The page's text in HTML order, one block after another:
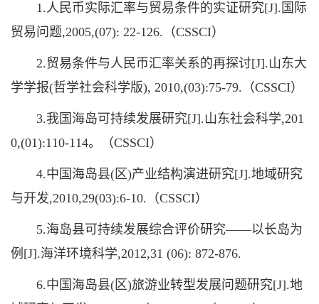
1.人民币实际汇率与贸易条件的实证研究[J].国际
贸易问题,2005,(07): 22-126.（CSSCI）
2.贸易条件与人民币汇率关系的再探讨[J].山东大
学学报(哲学社会科学版), 2010,(03):75-79.（CSSCI）
3.我国海岛可持续发展研究[J].山东社会科学,201
0,(01):110-114。（CSSCI）
4.中国海岛县(区)产业结构演进研究[J].地域研究
与开发,2010,29(03):6-10.（CSSCI）
5.海岛县可持续发展综合评价研究——以长岛为
例[J].海洋环境科学,2012,31 (06): 872-876.
6.中国海岛县(区)旅游业转型发展问题研究[J].地